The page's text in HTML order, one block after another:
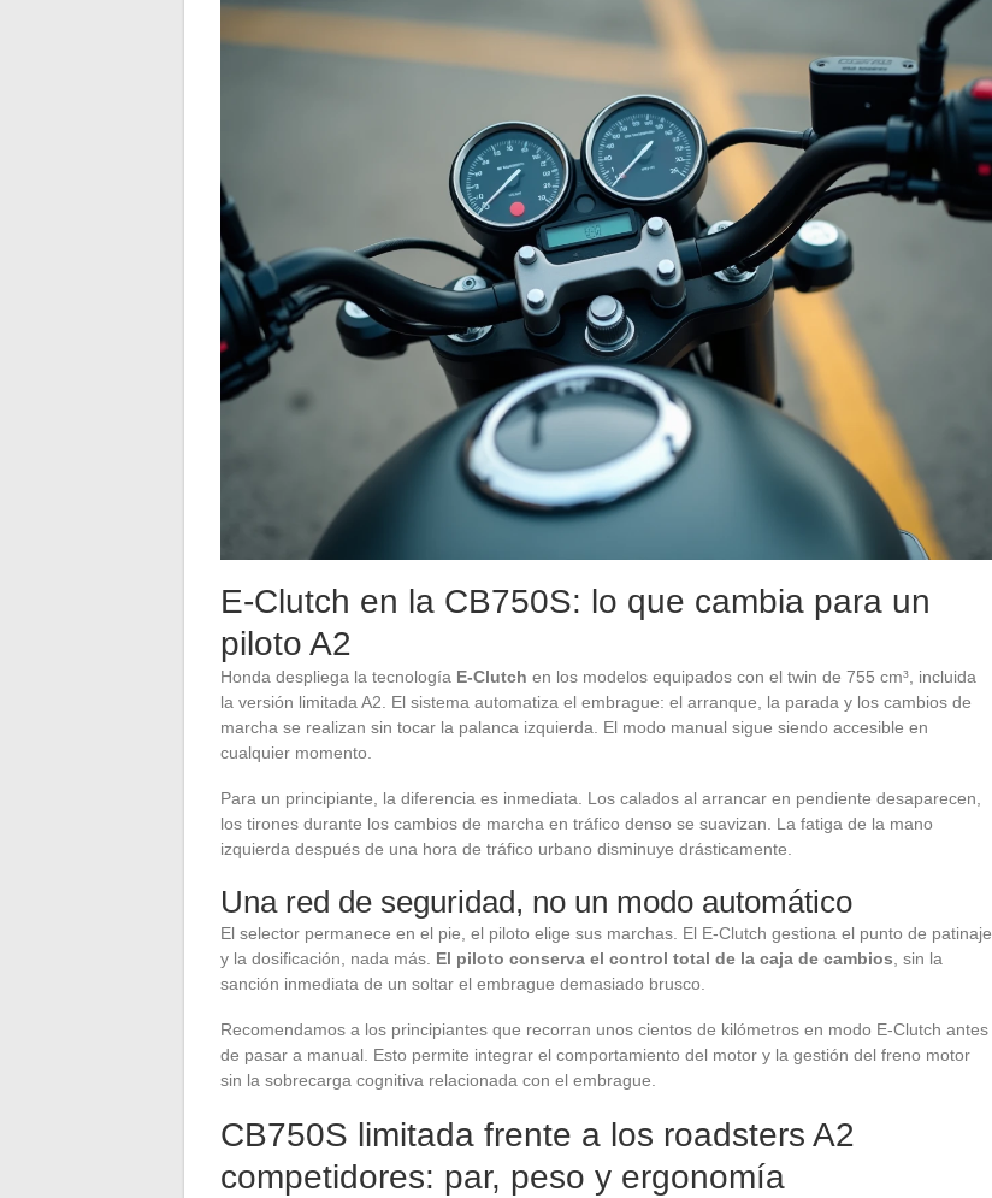
E-Clutch en la CB750S: lo que cambia para un
piloto A2
Honda despliega la tecnología E-Clutch en los modelos equipados con el twin de 755 cm³, incluida
la versión limitada A2. El sistema automatiza el embrague: el arranque, la parada y los cambios de
marcha se realizan sin tocar la palanca izquierda. El modo manual sigue siendo accesible en
cualquier momento.
Para un principiante, la diferencia es inmediata. Los calados al arrancar en pendiente desaparecen,
los tirones durante los cambios de marcha en tráfico denso se suavizan. La fatiga de la mano
izquierda después de una hora de tráfico urbano disminuye drásticamente.
Una red de seguridad, no un modo automático
El selector permanece en el pie, el piloto elige sus marchas. El E-Clutch gestiona el punto de patinaje
y la dosificación, nada más. El piloto conserva el control total de la caja de cambios, sin la
sanción inmediata de un soltar el embrague demasiado brusco.
Recomendamos a los principiantes que recorran unos cientos de kilómetros en modo E-Clutch antes
de pasar a manual. Esto permite integrar el comportamiento del motor y la gestión del freno motor
sin la sobrecarga cognitiva relacionada con el embrague.
CB750S limitada frente a los roadsters A2
competidores: par, peso y ergonomía